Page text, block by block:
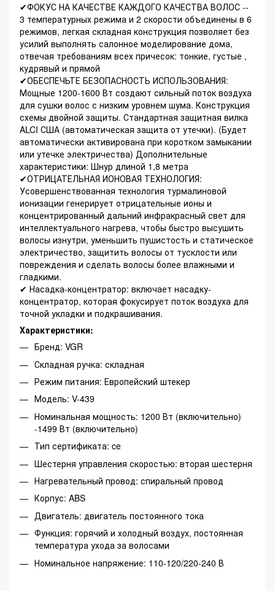
✔ФОКУС НА КАЧЕСТВЕ КАЖДОГО КАЧЕСТВА ВОЛОС --
3 температурных режима и 2 скорости объединены в 6
режимов, легкая складная конструкция позволяет без
усилий выполнять салонное моделирование дома,
отвечая требованиям всех причесок: тонкие, густые ,
кудрявый и прямой
✔ОБЕСПЕЧЬТЕ БЕЗОПАСНОСТЬ ИСПОЛЬЗОВАНИЯ:
Мощные 1200-1600 Вт создают сильный поток воздуха
для сушки волос с низким уровнем шума. Конструкция
схемы двойной защиты. Стандартная защитная вилка
ALCI США (автоматическая защита от утечки). (Будет
автоматически активирована при коротком замыкании
или утечке электричества) Дополнительные
характеристики: Шнур длиной 1,8 метра
✔ОТРИЦАТЕЛЬНАЯ ИОНОВАЯ ТЕХНОЛОГИЯ:
Усовершенствованная технология турмалиновой
ионизации генерирует отрицательные ионы и
концентрированный дальний инфракрасный свет для
интеллектуального нагрева, чтобы быстро высушить
волосы изнутри, уменьшить пушистость и статическое
электричество, защитить волосы от тусклости или
повреждения и сделать волосы более влажными и
гладкими.
✔ Насадка-концентратор: включает насадку-
концентратор, которая фокусирует поток воздуха для
точной укладки и подкрашивания.
Характеристики:
Бренд: VGR
Складная ручка: складная
Режим питания: Европейский штекер
Модель: V-439
Номинальная мощность: 1200 Вт (включительно)
-1499 Вт (включительно)
Тип сертификата: ce
Шестерня управления скоростью: вторая шестерня
Нагревательный провод: спиральный провод
Корпус: ABS
Двигатель: двигатель постоянного тока
Функция: горячий и холодный воздух, постоянная
температура ухода за волосами
Номинальное напряжение: 110-120/220-240 В